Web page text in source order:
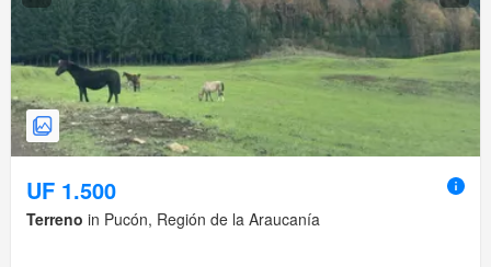
UF 1.500
Terreno in Pucón, Región de la Araucanía